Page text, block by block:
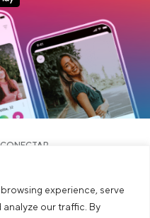
experience, serve
our traffic. By
CONECTAR